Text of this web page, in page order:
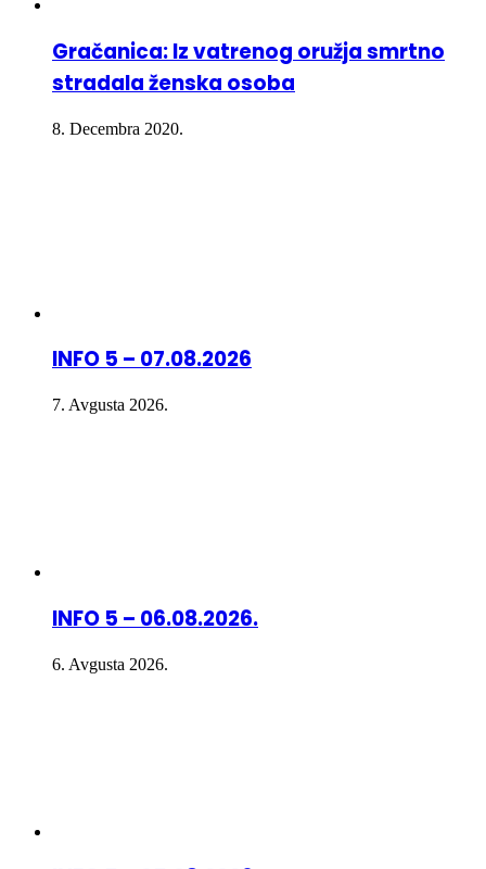
Gračanica: Iz vatrenog oružja smrtno
stradala ženska osoba
8. Decembra 2020.
INFO 5 – 07.08.2026
7. Avgusta 2026.
INFO 5 – 06.08.2026.
6. Avgusta 2026.